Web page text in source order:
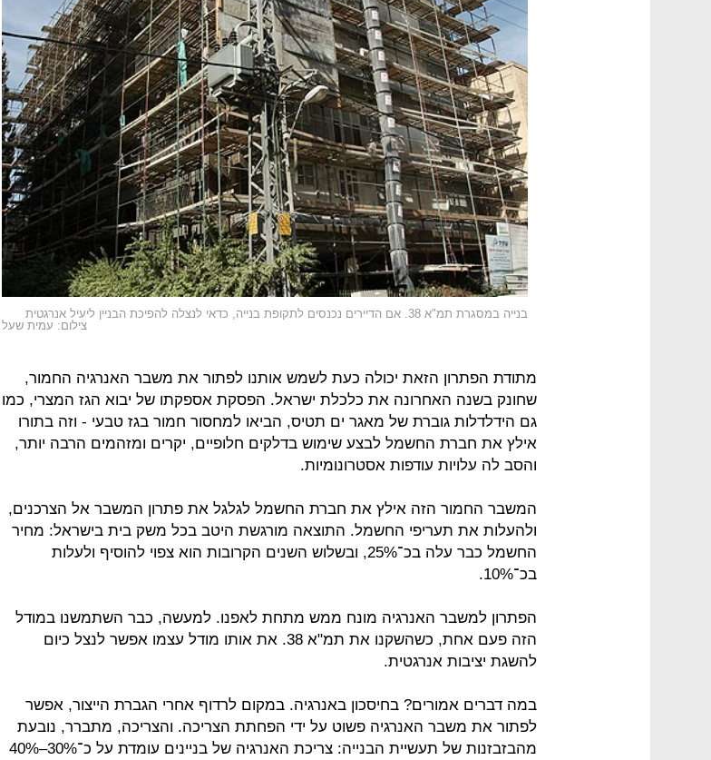
בנייה במסגרת תמ"א 38. אם הדיירים נכנסים לתקופת בנייה, כדאי לנצלה להפיכת הבניין ליעיל אנרגטית
צילום: עמית שעל
מתודת הפתרון הזאת יכולה כעת לשמש אותנו לפתור את משבר האנרגיה החמור,
שחונק בשנה האחרונה את כלכלת ישראל. הפסקת אספקתו של יבוא הגז המצרי, כמו
גם הידלדלות גוברת של מאגר ים תטיס, הביאו למחסור חמור בגז טבעי - וזה בתורו
אילץ את חברת החשמל לבצע שימוש בדלקים חלופיים, יקרים ומזהמים הרבה יותר,
והסב לה עלויות עודפות אסטרונומיות.
המשבר החמור הזה אילץ את חברת החשמל לגלגל את פתרון המשבר אל הצרכנים,
ולהעלות את תעריפי החשמל. התוצאה מורגשת היטב בכל משק בית בישראל: מחיר
החשמל כבר עלה בכ־25%, ובשלוש השנים הקרובות הוא צפוי להוסיף ולעלות
בכ־10%.
הפתרון למשבר האנרגיה מונח ממש מתחת לאפנו. למעשה, כבר השתמשנו במודל
הזה פעם אחת, כשהשקנו את תמ"א 38. את אותו מודל עצמו אפשר לנצל כיום
להשגת יציבות אנרגטית.
במה דברים אמורים? בחיסכון באנרגיה. במקום לרדוף אחרי הגברת הייצור, אפשר
לפתור את משבר האנרגיה פשוט על ידי הפחתת הצריכה. והצריכה, מתברר, נובעת
מהבזבזנות של תעשיית הבנייה: צריכת האנרגיה של בניינים עומדת על כ־30%–40%